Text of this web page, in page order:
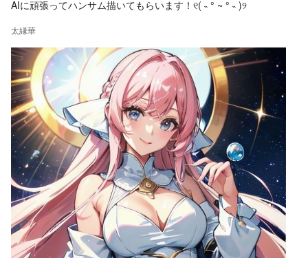
AIに頑張ってハンサム描いてもらいます！୧( ˵ ° ~ ° ˵ )୨
太縁華